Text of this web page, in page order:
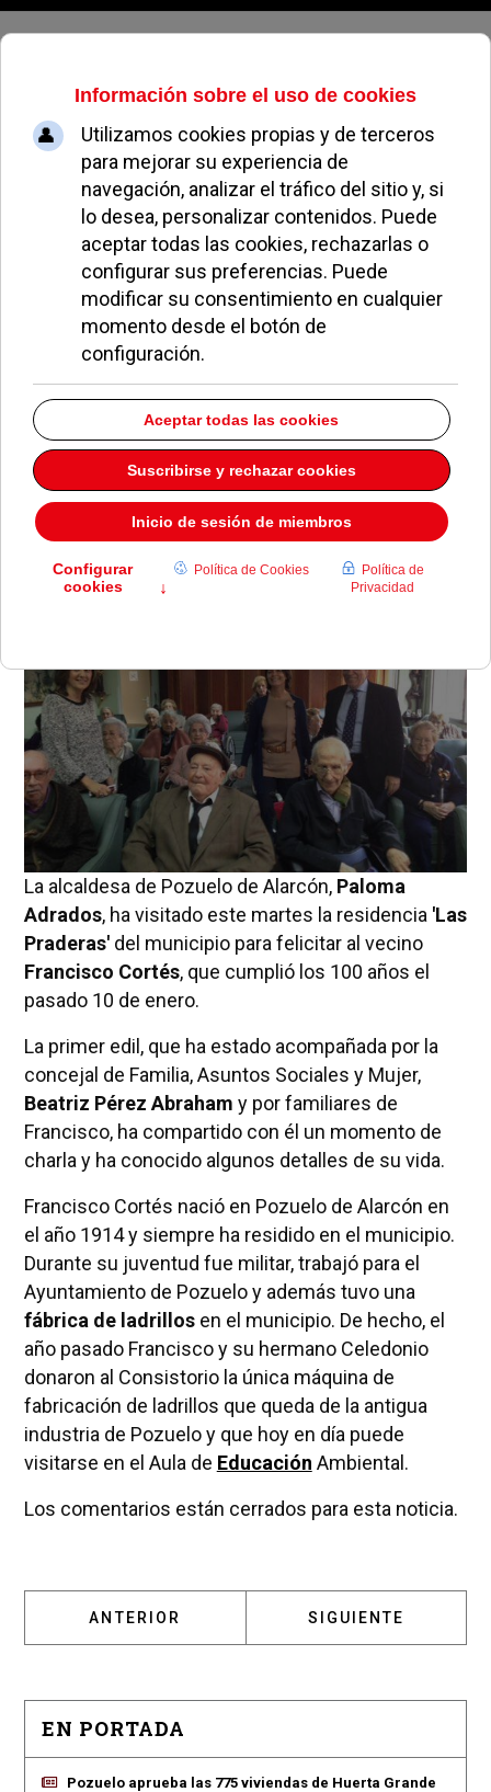
Viernes, 07 de agosto de 2026
Francisco Cortés, un pozuelero
centenario
REDACCIÓN GENTE EN POZUELO 28 ENERO 2014
Paloma Adrados ha visitado la residencia 'Las
La alcaldesa de Pozuelo de Alarcón, Paloma
Adrados, ha visitado este martes la residencia 'Las
Praderas'del municipio para felicitar al vecino
Francisco Cortés, que cumplió los 100 años el
pasado 10 de enero.
La primer edil, que ha estado acompañada por la
concejal de Familia, Asuntos Sociales y Mujer,
Beatriz Pérez Abraham y por familiares de
Francisco, ha compartido con él un momento de
charla y ha conocido algunos detalles de su vida.
Francisco Cortés nació en Pozuelo de Alarcón en
el año 1914 y siempre ha residido en el municipio.
Durante su juventud fue militar, trabajó para el
Ayuntamiento de Pozuelo y además tuvo una
fábrica de ladrillosen el municipio. De hecho, el
año pasado Francisco y su hermano Celedonio
donaron al Consistorio la única máquina de
fabricación de ladrillos que queda de la antigua
industria de Pozuelo y que hoy en día puede
visitarse en el Aula de Educación Ambiental.
Los comentarios están cerrados para esta noticia.
ARTÍCULO ANTERIOR: LA ACADEMIA DE LA
ANTERIOR ARTÍCULO
SIGUIENTE
EN PORTADA
Pozuelo aprueba las 775 viviendas de Huerta Grande